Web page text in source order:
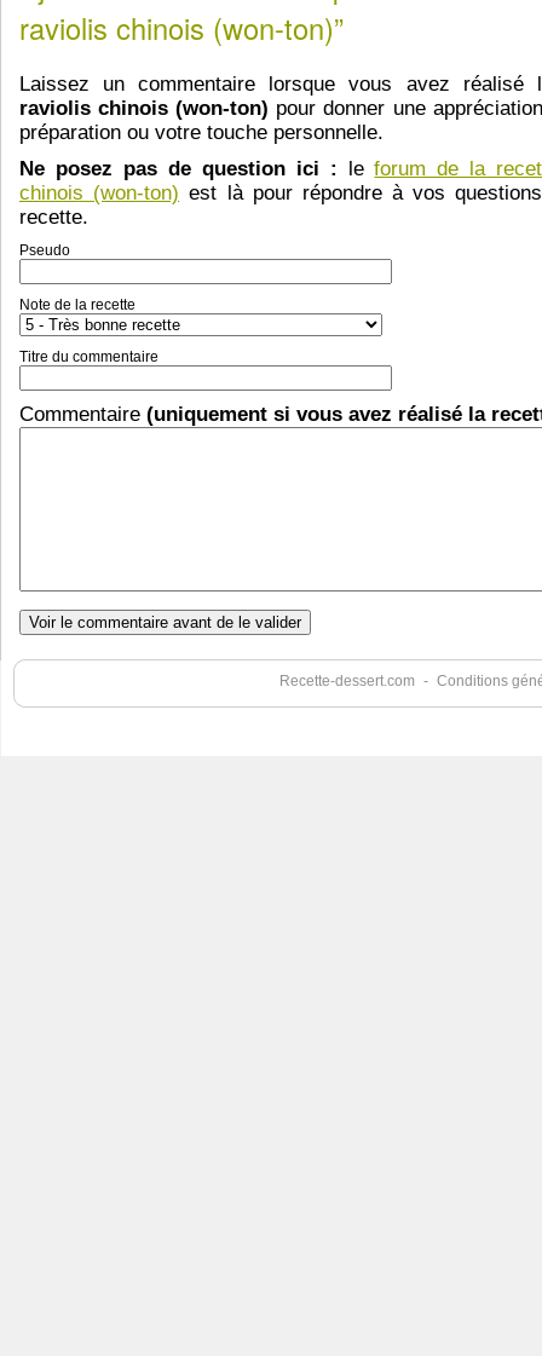
raviolis chinois (won-ton)”
Laissez un commentaire lorsque vous avez
raviolis chinois (won-ton) pour donner une
préparation ou votre touche personnelle.
Ne posez pas de question ici :
leforum de la
chinois (won-ton) est là pour répondre à vos
recette.
Pseudo
Note de la recette
Titre du commentaire
Commentaire (uniquement si vous avez réalisé la
Recette-dessert.com - Conditions